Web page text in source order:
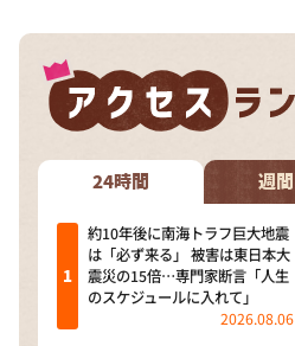
24時間 週間
約10年後に南海トラフ巨大地震
は「必ず来る」 被害は東日本大
震災の15倍…専門家断言「人生
のスケジュールに入れて」
2026.08.06